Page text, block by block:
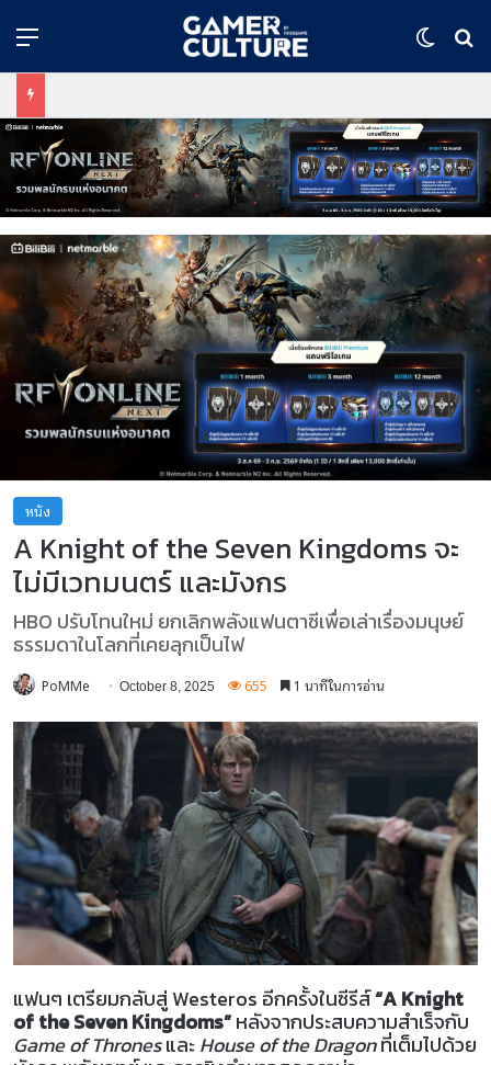
Menu
หนัง
A Knight of the Seven Kingdoms จะ
ไม่มีเวทมนตร์ และมังกร
HBO ปรับโทนใหม่ ยกเลิกพลังแฟนตาซีเพื่อเล่าเรื่องมนุษย์
ธรรมดาในโลกที่เคยลุกเป็นไฟ
PoMMe October 8, 2025 655 1 นาทีในการอ่าน
แฟนๆ เตรียมกลับสู่ Westeros อีกครั้งในซีรีส์“A Knight
of the Seven Kingdoms”หลังจากประสบความสำเร็จกับ
Game of ThronesและHouse of the Dragonที่เต็มไปด้วย